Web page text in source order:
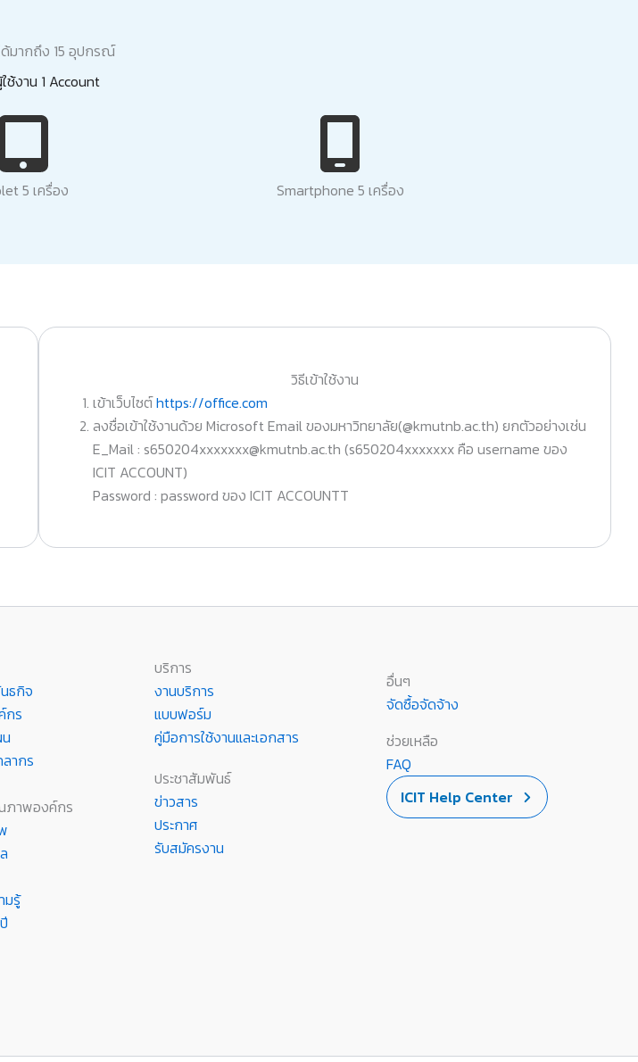
ด้มากถึง 15 อุปกรณ์
ช้งาน 1 Account
5 เครื่อง Smartphone 5 เครื่อง
วิธีเข้าใช้งาน
เข้าเว็บไซต์https://office.com
ลงชื่อเข้าใช้งานด้วย Microsoft Email ของมหาวิทยาลัย(@kmutnb.ac.th) ยกตัวอย่างเช่น
E_Mail : s650204xxxxxxx@kmutnb.ac.th (s650204xxxxxxx คือ username ของ
ICIT ACCOUNT)
Password : password ของ ICIT ACCOUNTT
ธกิจ
กร
ากร
ภาพองค์กร
มรู้
บริการ
งานบริการ
แบบฟอร์ม
คู่มือการใช้งานและเอกสาร
ประชาสัมพันธ์
ข่าวสาร
ประกาศ
รับสมัครงาน
อื่นๆ
จัดซื้อจัดจ้าง
ช่วยเหลือ
FAQ
ICIT Help Center